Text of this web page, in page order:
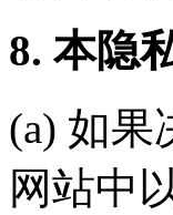
8. 本隐
(a) 如果
网站中